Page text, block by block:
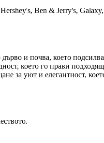
Ben & Jerry's,
и почва, което
което го прави
за уют и елегантност,